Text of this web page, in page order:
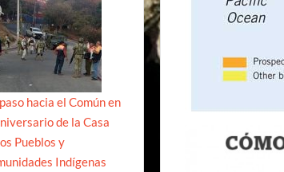
hacia el Común en
de la Casa
Pueblos y
Indígenas